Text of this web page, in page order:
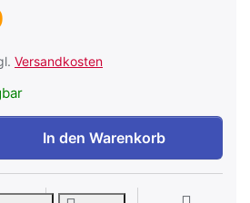
Versandkosten
Lampe SMD-Power 10W, E27,
In den Warenkorb